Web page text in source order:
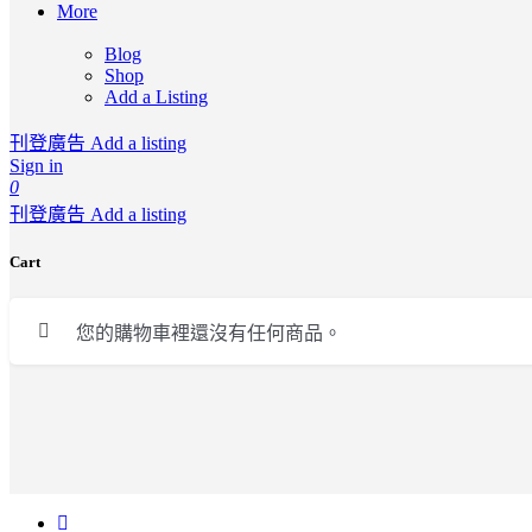
More
Blog
Shop
Add a Listing
刊登廣告 Add a listing
Sign in
0
刊登廣告 Add a listing
Cart
您的購物車裡還沒有任何商品。